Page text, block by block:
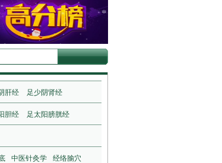
肝经 足少阴肾经
胆经 足太阳膀胱经
中医针灸学 经络腧穴